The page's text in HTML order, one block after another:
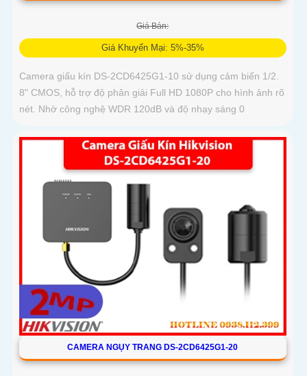
Giá Bán:
Giá Khuyến Mại: 5%-35%
Camera giấu kín DS-2CD6425G1-10 sử dụng cảm biến 1/2.
8" CMOS, hỗ trợ độ phân giải Full HD 1080P cho hình ảnh rõ
nét. Nhờ công nghệ WDR 120dB và độ nhạy sáng 0
CAMERA NGỤY TRANG DS-2CD6425G1-20